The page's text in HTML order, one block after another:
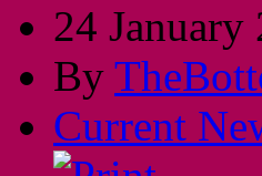
24 January
By
Current